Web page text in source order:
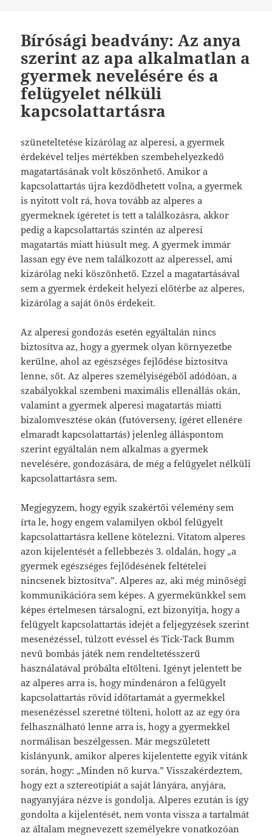
Bírósági beadvány: Az anya
szerint az apa alkalmatlan a
gyermek nevelésére és a
felügyelet nélküli
kapcsolattartásra
szüneteltetése kizárólag az alperesi, a gyermek
érdekével teljes mértékben szembehelyezkedő
magatartásának volt köszönhető. Amikor a
kapcsolattartás újra kezdődhetett volna, a gyermek
is nyitott volt rá, hova tovább az alperes a
gyermeknek ígéretet is tett a találkozásra, akkor
pedig a kapcsolattartás szintén az alperesi
magatartás miatt hiúsult meg. A gyermek immár
lassan egy éve nem találkozott az alperessel, ami
kizárólag neki köszönhető. Ezzel a magatartásával
sem a gyermek érdekeit helyezi előtérbe az alperes,
kizárólag a saját önös érdekeit.
Az alperesi gondozás esetén egyáltalán nincs
biztosítva az, hogy a gyermek olyan környezetbe
kerülne, ahol az egészséges fejlődése biztosítva
lenne, sőt. Az alperes személyiségéből adódóan, a
szabályokkal szembeni maximális ellenállás okán,
valamint a gyermek alperesi magatartás miatti
bizalomvesztése okán (futóverseny, ígéret ellenére
elmaradt kapcsolattartás) jelenleg álláspontom
szerint egyáltalán nem alkalmas a gyermek
nevelésére, gondozására, de még a felügyelet nélküli
kapcsolattartásra sem.
Megjegyzem, hogy egyik szakértői vélemény sem
írta le, hogy engem valamilyen okból felügyelt
kapcsolattartásra kellene kötelezni. Vitatom alperes
azon kijelentését a fellebbezés 3. oldalán, hogy „a
gyermek egészséges fejlődésének feltételei
nincsenek biztosítva”. Alperes az, aki még minőségi
kommunikációra sem képes. A gyermekünkkel sem
képes értelmesen társalogni, ezt bizonyítja, hogy a
felügyelt kapcsolattartás idejét a feljegyzések szerint
mesenézéssel, túlzott evéssel és Tick-Tack Bumm
nevű bombás játék nem rendeltetésszerű
használatával próbálta eltölteni. Igényt jelentett be
az alperes arra is, hogy mindenáron a felügyelt
kapcsolattartás rövid időtartamát a gyermekkel
mesenézéssel szeretné tölteni, holott az az egy óra
felhasználható lenne arra is, hogy a gyermekkel
normálisan beszélgessen. Már megszületett
kislányunk, amikor alperes kijelentette egyik vitánk
során, hogy: „Minden nő kurva.” Visszakérdeztem,
hogy ezt a sztereotípiát a saját lányára, anyjára,
nagyanyjára nézve is gondolja. Alperes ezután is így
gondolta a kijelentését, nem vonta vissza a tartalmát
az általam megnevezett személyekre vonatkozóan